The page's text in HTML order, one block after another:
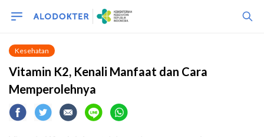
Kesehatan
Vitamin K2, Kenali Manfaat dan Cara
Memperolehnya